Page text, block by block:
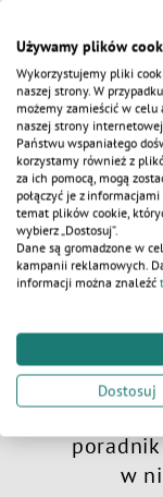
na dużych
po
Toaleta
w
Używamy plików
Wykorzystujemy pliki
naszej strony. W
możemy zamieścić w
naszej strony
Państwu wspaniałego
korzystamy również z
za ich pomocą, mogą
połączyć je z
temat plików cookie,
wybierz „Dostosuj”.
Dane są gromadzone w
kampanii reklamowych.
informacji można znaleźć
Dostosuj